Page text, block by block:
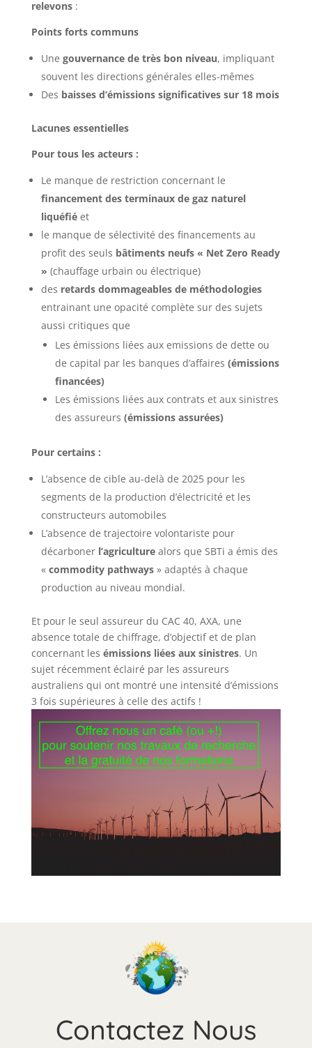
relevons:
Points forts communs
Une gouvernance de très bon niveau, impliquant
souvent les directions générales elles-mêmes
Des baisses d’émissions significatives sur 18 mois
Lacunes essentielles
Pour tous les acteurs :
Le manque de restriction concernant le
financement des terminaux de gaz naturel
liquéfiéet
le manque de sélectivité des financements au
profit des seuls bâtiments neufs « Net Zero Ready
» (chauffage urbain ou électrique)
des retards dommageables de méthodologies
entrainant une opacité complète sur des sujets
aussi critiques que
Les émissions liées aux emissions de dette ou
de capital par les banques d’affaires (émissions
financées)
Les émissions liées aux contrats et aux sinistres
des assureurs (émissions assurées)
Pour certains :
L’absence de cible au-delà de 2025 pour les
segments de la production d’électricité et les
constructeurs automobiles
L’absence de trajectoire volontariste pour
décarboner l’agriculturealors que SBTi a émis des
« commodity pathways» adaptés à chaque
production au niveau mondial.
Et pour le seul assureur du CAC 40, AXA, une
absence totale de chiffrage, d’objectif et de plan
concernant les émissions liées aux sinistres. Un
sujet récemment éclairé par les assureurs
australiens qui ont montré une intensité d’émissions
3 fois supérieures à celle des actifs !
Contactez Nous